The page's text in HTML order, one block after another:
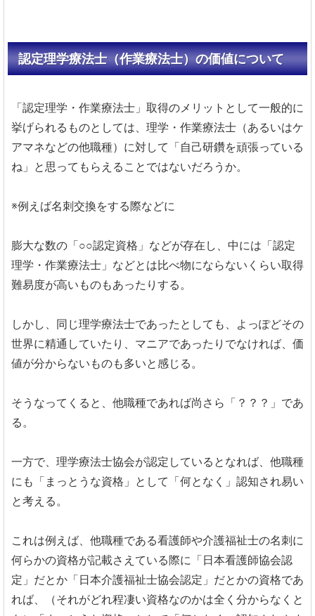
認定理学療法士（作業療法士）の価値について
「認定理学・作業療法士」取得のメリットとして一般的に
挙げられるものとしては、理学・作業療法士（あるいはケ
アマネなどの他職種）に対して「自己研鑽を頑張っている
ね」と思ってもらえることではないだろうか。
※例えば名刺交換をする際などに
膨大な数の「○○認定資格」などが存在し、中には「認定
理学・作業療法士」などとは比べ物にならないくらい取得
難易度が高いものもあったりする。
しかし、同じ理学療法士であったとしても、よっぽどその
世界に精通していたり、マニアであったりでなければ、価
値が分からないものも多いと感じる。
そうなってくると、他職種であれば尚さら「？？？」であ
る。
一方で、理学療法士協会が認定しているとなれば、他職種
にも「まっとうな資格」として「何となく」認知され易い
と考える。
これは例えば、他職種である看護師や介護福祉士の名刺に
何らかの資格が記載さえている際に「日本看護師協会認
定」だとか「日本介護福祉士協会認定」だとかの資格であ
れば、（それがどれ程凄い資格なのかは全く分からなくと